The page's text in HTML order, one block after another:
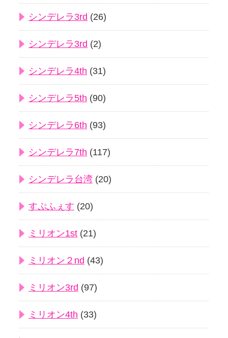
シンデレラ3rd (26)
シンデレラ3rd (2)
シンデレラ4th (31)
シンデレラ5th (90)
シンデレラ6th (93)
シンデレラ7th (117)
シンデレラ台湾 (20)
すぷふぇす (20)
ミリオン1st (21)
ミリオン２nd (43)
ミリオン3rd (97)
ミリオン4th (33)